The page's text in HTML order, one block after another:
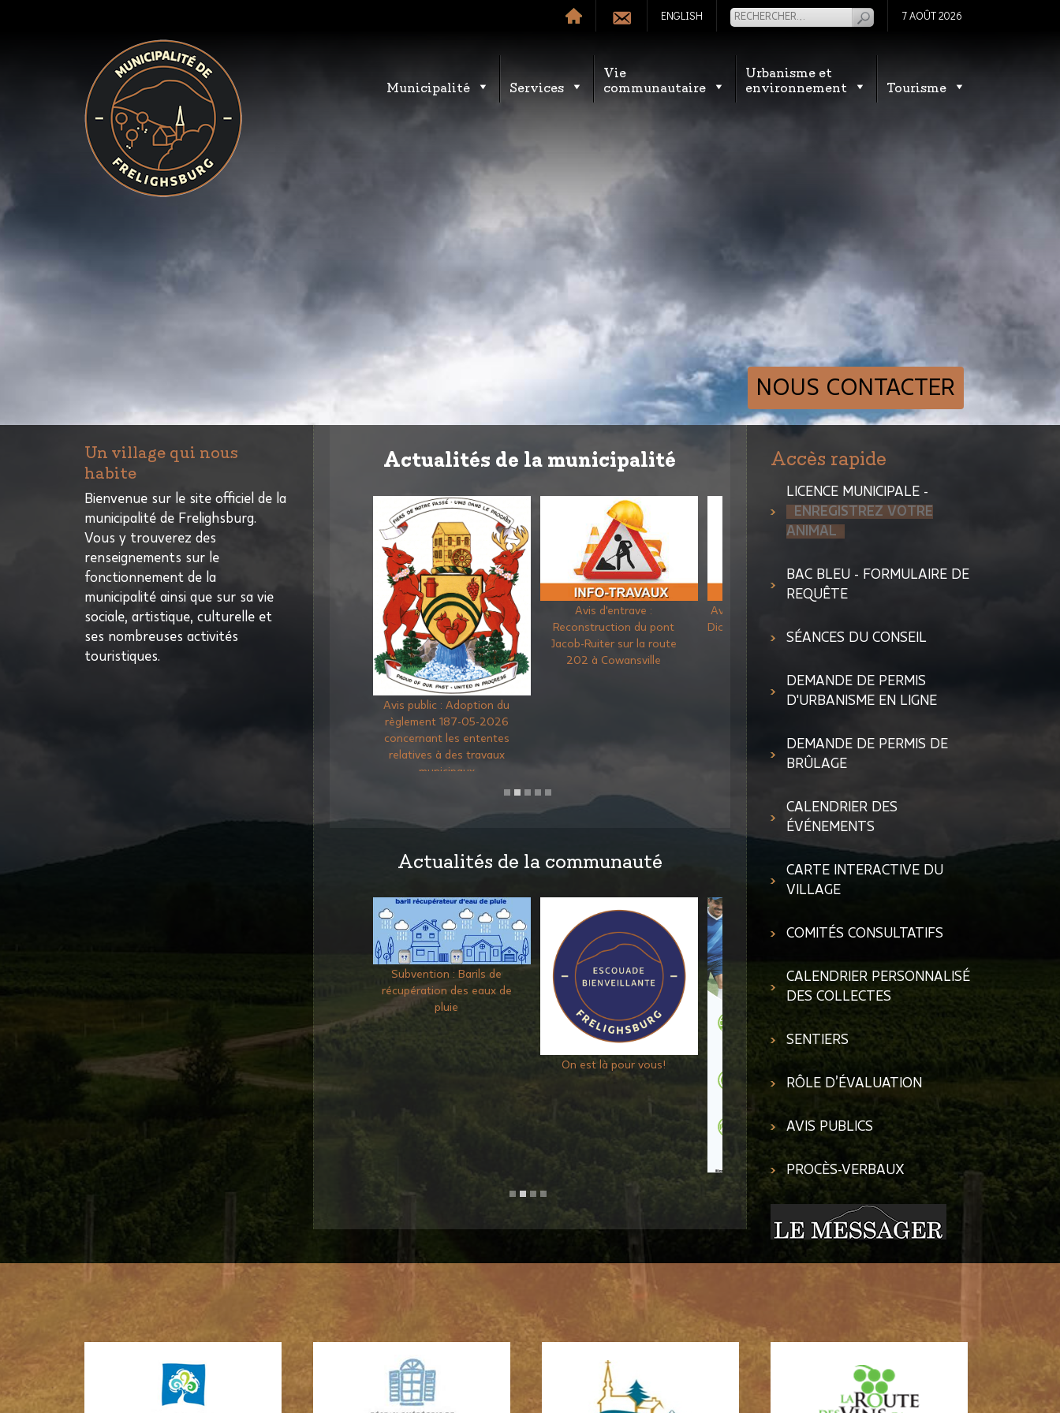
ENGLISH 7 AOÛT 2026
Municipalité Services
Vie
communautaire
Urbanisme et
environnement
Tourisme
NOUS CONTACTER
Actualités de la municipalité
Avis d'entraves : Sur le rang
Dion, à Brigham, du 15 juin au
28 août 2026
Avis d'entrave :
Reconstruction du pont sur
le chemin de Richford à
compter du 8 juin 2026
Message important : Retrait
des lignes 310-4141 et *4141
Avis public : Demande de
règlement sur le lotissement
Actualités de la communauté
agricoles saisonniers et
Guide pratique des collectes
des matières organiques
Journée portes ouvertes
chez Zone Éco, le samedi 19
septembre entre 10h30 et
: MOINS DE PHOSPHORE, ÇA
Accès rapide
LICENCE MUNICIPALE -
ENREGISTREZ VOTRE
ANIMAL
BAC BLEU - FORMULAIRE DE
REQUÊTE
SÉANCES DU CONSEIL
DEMANDE DE PERMIS
D'URBANISME EN LIGNE
DEMANDE DE PERMIS DE
BRÛLAGE
CALENDRIER DES
ÉVÉNEMENTS
CARTE INTERACTIVE DU
VILLAGE
COMITÉS CONSULTATIFS
CALENDRIER PERSONNALISÉ
DES COLLECTES
SENTIERS
RÔLE D’ÉVALUATION
AVIS PUBLICS
PROCÈS-VERBAUX
Un village qui nous
habite
Bienvenue sur le site officiel de la
municipalité de Frelighsburg.
Vous y trouverez des
renseignements sur le
fonctionnement de la
municipalité ainsi que sur sa vie
sociale, artistique, culturelle et
ses nombreuses activités
touristiques.